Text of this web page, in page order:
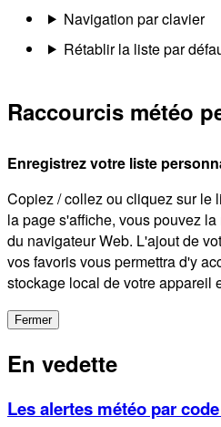
Navigation par clavier
Rétablir la liste par
Raccourcis météo
Enregistrez votre liste
Copiez / collez ou cliquez sur le
la page s'affiche, vous pouvez
du navigateur Web. L'ajout de
vos favoris vous permettra d'y
stockage local de votre appareil
Fermer
En vedette
Les alertes météo par